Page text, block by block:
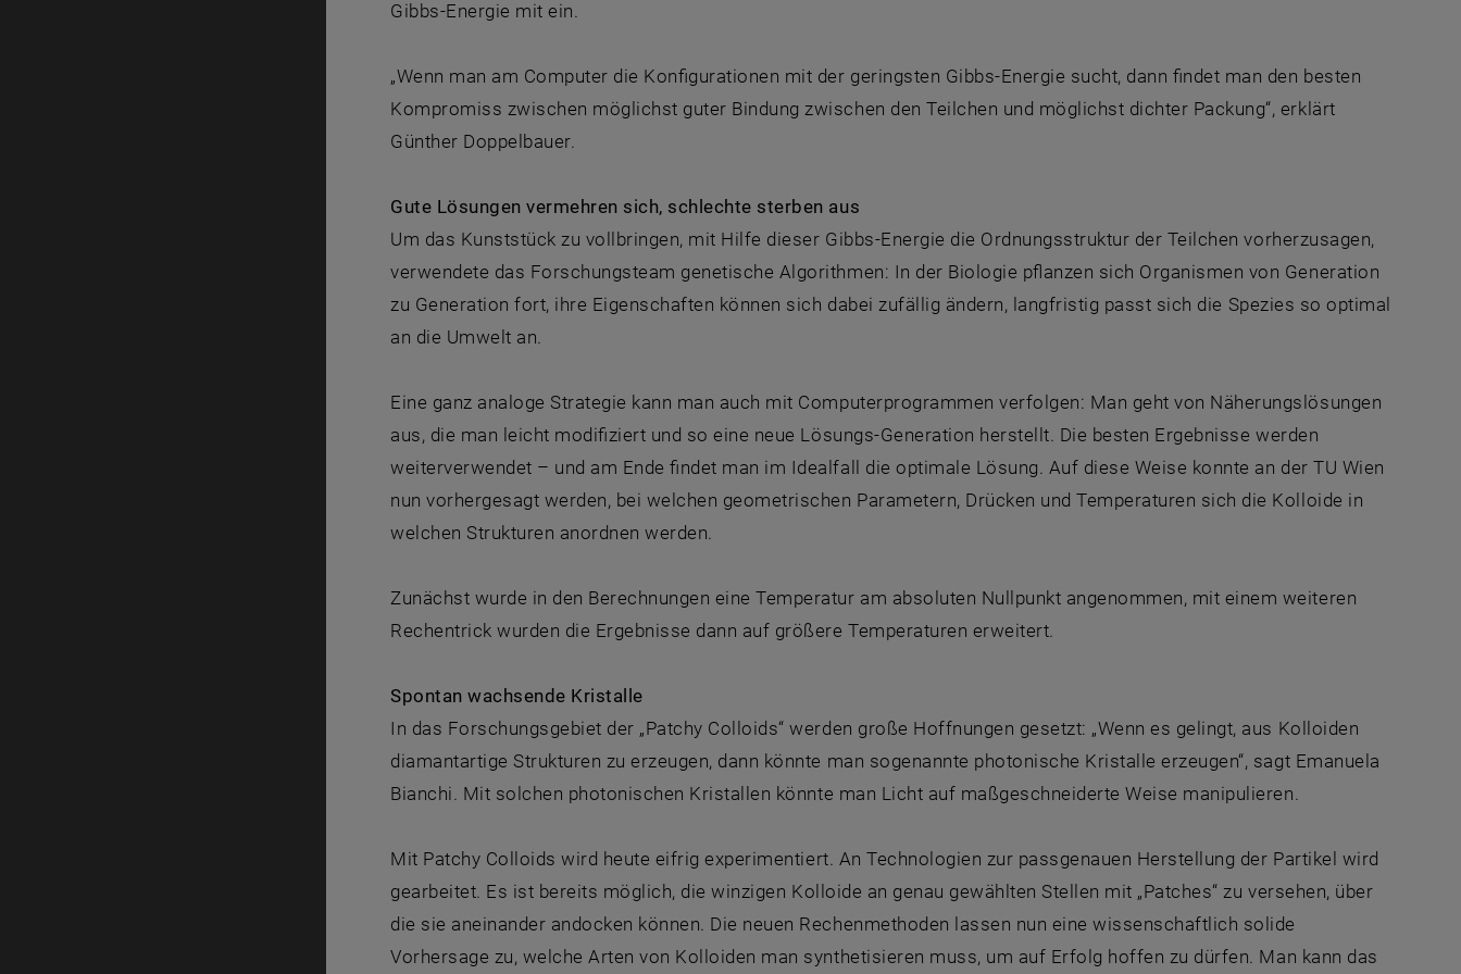
Gibbs-Energie mit ein.
„Wenn man am Computer die Konfigurationen mit der geringsten Gibbs-Energie sucht, dann findet man den besten
Kompromiss zwischen möglichst guter Bindung zwischen den Teilchen und möglichst dichter Packung“, erklärt
Günther Doppelbauer.
Gute Lösungen vermehren sich, schlechte sterben aus
Um das Kunststück zu vollbringen, mit Hilfe dieser Gibbs-Energie die Ordnungsstruktur der Teilchen vorherzusagen,
verwendete das Forschungsteam genetische Algorithmen: In der Biologie pflanzen sich Organismen von Generation
zu Generation fort, ihre Eigenschaften können sich dabei zufällig ändern, langfristig passt sich die Spezies so optimal
an die Umwelt an.
Eine ganz analoge Strategie kann man auch mit Computerprogrammen verfolgen: Man geht von Näherungslösungen
aus, die man leicht modifiziert und so eine neue Lösungs-Generation herstellt. Die besten Ergebnisse werden
weiterverwendet – und am Ende findet man im Idealfall die optimale Lösung. Auf diese Weise konnte an der TU Wien
nun vorhergesagt werden, bei welchen geometrischen Parametern, Drücken und Temperaturen sich die Kolloide in
welchen Strukturen anordnen werden.
Zunächst wurde in den Berechnungen eine Temperatur am absoluten Nullpunkt angenommen, mit einem weiteren
Rechentrick wurden die Ergebnisse dann auf größere Temperaturen erweitert.
Spontan wachsende Kristalle
In das Forschungsgebiet der „Patchy Colloids“ werden große Hoffnungen gesetzt: „Wenn es gelingt, aus Kolloiden
diamantartige Strukturen zu erzeugen, dann könnte man sogenannte photonische Kristalle erzeugen“, sagt Emanuela
Bianchi. Mit solchen photonischen Kristallen könnte man Licht auf maßgeschneiderte Weise manipulieren.
Mit Patchy Colloids wird heute eifrig experimentiert. An Technologien zur passgenauen Herstellung der Partikel wird
gearbeitet. Es ist bereits möglich, die winzigen Kolloide an genau gewählten Stellen mit „Patches“ zu versehen, über
die sie aneinander andocken können. Die neuen Rechenmethoden lassen nun eine wissenschaftlich solide
Vorhersage zu, welche Arten von Kolloiden man synthetisieren muss, um auf Erfolg hoffen zu dürfen. Man kann das